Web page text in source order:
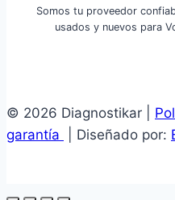
Somos tu proveedor
usados y nuevos para
© 2026 Diagnostikar |
garantía
| Diseñado por: